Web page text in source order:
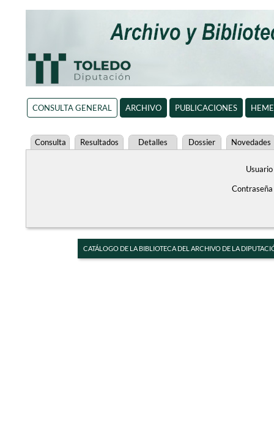
CONSULTA GENERAL ARCHIVO PUBLICACIONES
Consulta Resultados Detalles Dossier Novedades
Usuario
Contraseña
CATÁLOGO DE LA BIBLIOTECA DEL ARCHIVO DE LA